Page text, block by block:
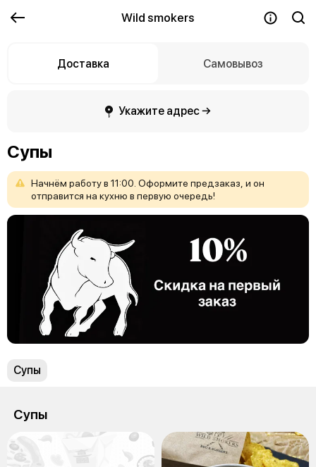
Wild smokers
Доставка Самовывоз
Укажите адрес →
Супы
Начнём работув 11:00. Оформите предзаказ, и он
отправится на кухню в первую очередь!
Супы
Супы